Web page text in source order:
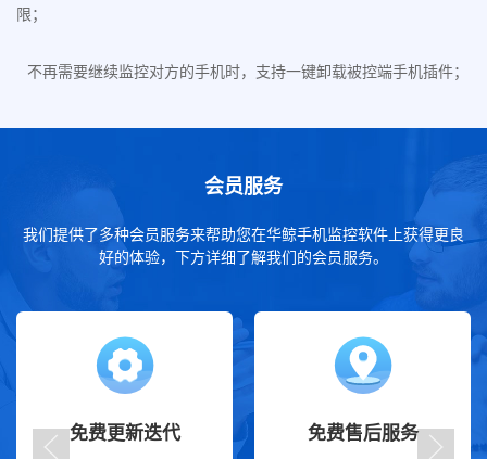
限；
不再需要继续监控对方的手机时，支持一键卸载被控端手机插件；
会员服务
我们提供了多种会员服务来帮助您在华鲸手机监控软件上获得更良
好的体验，下方详细了解我们的会员服务。
免费更新迭代 免费售后服务